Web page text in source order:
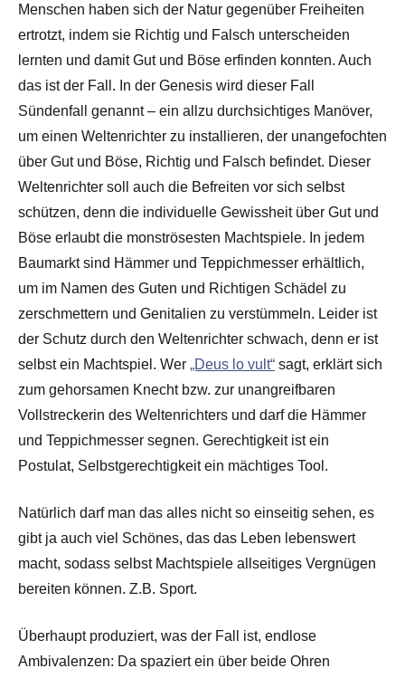
Menschen haben sich der Natur gegenüber Freiheiten
ertrotzt, indem sie Richtig und Falsch unterscheiden
lernten und damit Gut und Böse erfinden konnten. Auch
das ist der Fall. In der Genesis wird dieser Fall
Sündenfall genannt – ein allzu durchsichtiges Manöver,
um einen Weltenrichter zu installieren, der unangefochten
über Gut und Böse, Richtig und Falsch befindet. Dieser
Weltenrichter soll auch die Befreiten vor sich selbst
schützen, denn die individuelle Gewissheit über Gut und
Böse erlaubt die monströsesten Machtspiele. In jedem
Baumarkt sind Hämmer und Teppichmesser erhältlich,
um im Namen des Guten und Richtigen Schädel zu
zerschmettern und Genitalien zu verstümmeln. Leider ist
der Schutz durch den Weltenrichter schwach, denn er ist
selbst ein Machtspiel. Wer „Deus lo vult“ sagt, erklärt sich
zum gehorsamen Knecht bzw. zur unangreifbaren
Vollstreckerin des Weltenrichters und darf die Hämmer
und Teppichmesser segnen. Gerechtigkeit ist ein
Postulat, Selbstgerechtigkeit ein mächtiges Tool.
Natürlich darf man das alles nicht so einseitig sehen, es
gibt ja auch viel Schönes, das das Leben lebenswert
macht, sodass selbst Machtspiele allseitiges Vergnügen
bereiten können. Z.B. Sport.
Überhaupt produziert, was der Fall ist, endlose
Ambivalenzen: Da spaziert ein über beide Ohren